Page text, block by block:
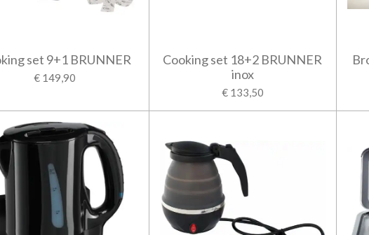
set 9+1 BRUNNER
€ 149,90
Cooking set 18+2 BRUNNER
inox
€ 133,50